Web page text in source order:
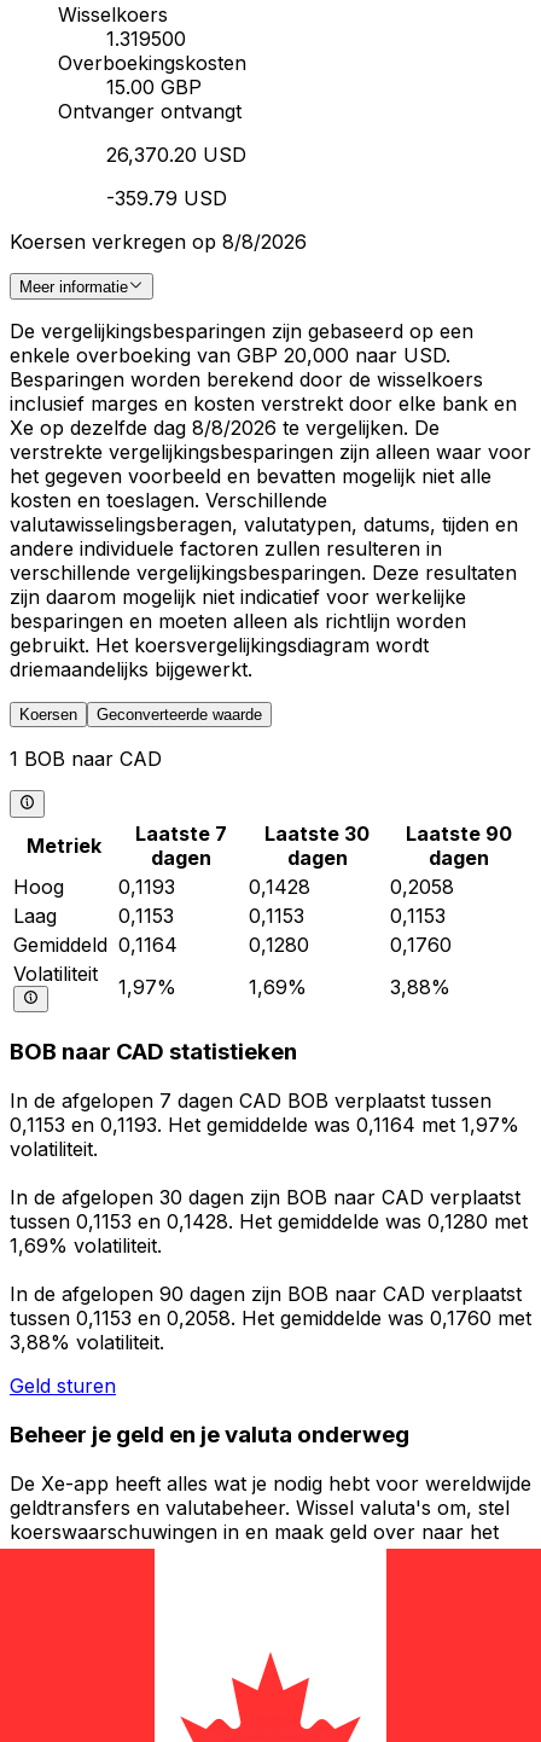
Wisselkoers
1.319500
Overboekingskosten
15.00 GBP
Ontvanger ontvangt
26,370.20 USD
-359.79 USD
Koersen verkregen op 8/8/2026
Meer informatie
De vergelijkingsbesparingen zijn gebaseerd op een
enkele overboeking van GBP 20,000 naar USD.
Besparingen worden berekend door de wisselkoers
inclusief marges en kosten verstrekt door elke bank en
Xe op dezelfde dag 8/8/2026 te vergelijken. De
verstrekte vergelijkingsbesparingen zijn alleen waar voor
het gegeven voorbeeld en bevatten mogelijk niet alle
kosten en toeslagen. Verschillende
valutawisselingsberagen, valutatypen, datums, tijden en
andere individuele factoren zullen resulteren in
verschillende vergelijkingsbesparingen. Deze resultaten
zijn daarom mogelijk niet indicatief voor werkelijke
besparingen en moeten alleen als richtlijn worden
gebruikt. Het koersvergelijkingsdiagram wordt
driemaandelijks bijgewerkt.
Koersen Geconverteerde waarde
1 BOB naar CAD
Metriek
Laatste 7
dagen
Laatste 30
dagen
Laatste 90
dagen
Hoog
0,1193 0,1428
0,2058
Laag
0,1153 0,1153
0,1153
Gemiddeld 0,1164 0,1280
0,1760
Volatiliteit
1,97% 1,69% 3,88%
BOB naar CAD statistieken
In de afgelopen 7 dagen CAD BOB verplaatst tussen
0,1153 en 0,1193. Het gemiddelde was 0,1164 met 1,97%
volatiliteit.
In de afgelopen 30 dagen zijn BOB naar CAD verplaatst
tussen 0,1153 en 0,1428. Het gemiddelde was 0,1280 met
1,69% volatiliteit.
In de afgelopen 90 dagen zijn BOB naar CAD verplaatst
tussen 0,1153 en 0,2058. Het gemiddelde was 0,1760 met
3,88% volatiliteit.
Geld sturen
Beheer je geld en je valuta onderweg
De Xe-app heeft alles wat je nodig hebt voor wereldwijde
geldtransfers en valutabeheer. Wissel valuta's om, stel
koerswaarschuwingen in en maak geld over naar het
buitenland zonder verborgen kosten. Download